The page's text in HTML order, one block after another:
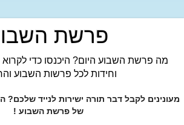
פרשת
מה פרשת השבוע היום? היכנסו כדי
וחידות לכל פרשות השבוע
מעונינים לקבל דבר תורה ישירות לנייד שלכם?
של פרשת השבוע !